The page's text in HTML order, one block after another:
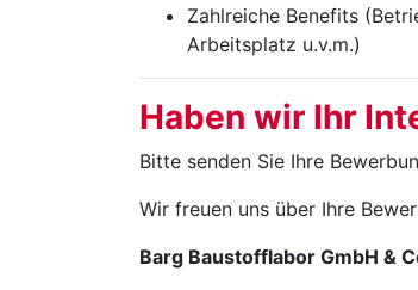
Zahlreiche Benefits
Arbeitsplatz u.v.m.)
Haben wir Ihr
Bitte senden Sie Ihre
Wir freuen uns über Ihre
Barg Baustofflabor GmbH &